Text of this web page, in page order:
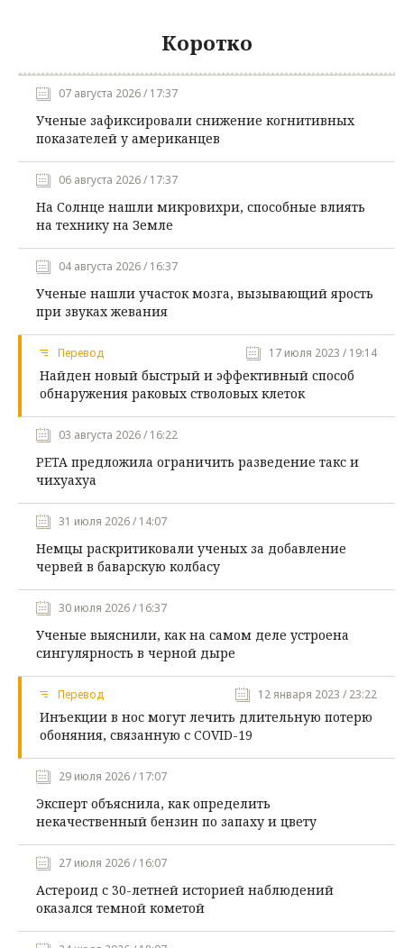
Коротко
07 августа 2026 / 17:37
Ученые зафиксировали снижение когнитивных
показателей у американцев
06 августа 2026 / 17:37
На Солнце нашли микровихри, способные влиять
на технику на Земле
04 августа 2026 / 16:37
Ученые нашли участок мозга, вызывающий ярость
при звуках жевания
Перевод 17 июля 2023 / 19:14
Найден новый быстрый и эффективный способ
обнаружения раковых стволовых клеток
03 августа 2026 / 16:22
PETA предложила ограничить разведение такс и
чихуахуа
31 июля 2026 / 14:07
Немцы раскритиковали ученых за добавление
червей в баварскую колбасу
30 июля 2026 / 16:37
Ученые выяснили, как на самом деле устроена
сингулярность в черной дыре
Перевод 12 января 2023 / 23:22
Инъекции в нос могут лечить длительную потерю
обоняния, связанную с COVID-19
29 июля 2026 / 17:07
Эксперт объяснила, как определить
некачественный бензин по запаху и цвету
27 июля 2026 / 16:07
Астероид с 30-летней историей наблюдений
оказался темной кометой